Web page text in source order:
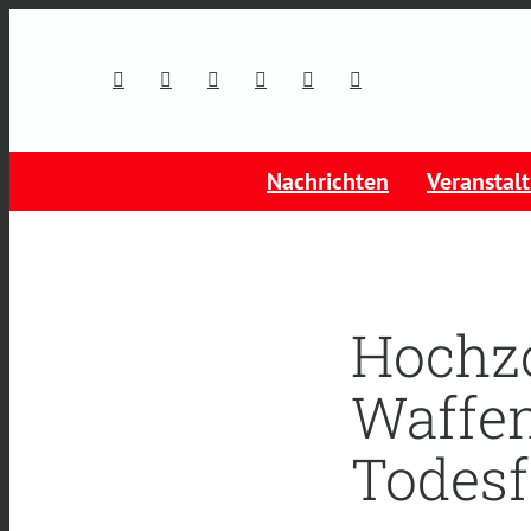
Nachrichten